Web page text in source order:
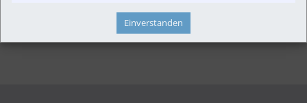
Einverstanden